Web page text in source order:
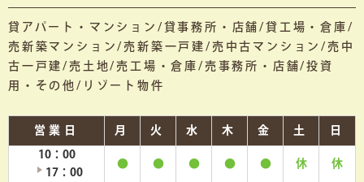
貸アパート・マンション/貸事務所・店舗/貸工場・倉庫/
売新築マンション/売新築一戸建/売中古マンション/売中
古一戸建/売土地/売工場・倉庫/売事務所・店舗/投資
用・その他/リゾート物件
営業日 月 火 水 木 金 土
日
10：00
17：00
● ● ● ● ● 休 休